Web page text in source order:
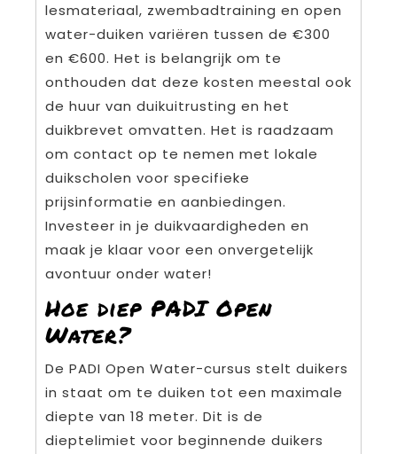
lesmateriaal, zwembadtraining en open
water-duiken variëren tussen de €300
en €600. Het is belangrijk om te
onthouden dat deze kosten meestal ook
de huur van duikuitrusting en het
duikbrevet omvatten. Het is raadzaam
om contact op te nemen met lokale
duikscholen voor specifieke
prijsinformatie en aanbiedingen.
Investeer in je duikvaardigheden en
maak je klaar voor een onvergetelijk
avontuur onder water!
Hoe diep PADI Open
Water?
De PADI Open Water-cursus stelt duikers
in staat om te duiken tot een maximale
diepte van 18 meter. Dit is de
dieptelimiet voor beginnende duikers